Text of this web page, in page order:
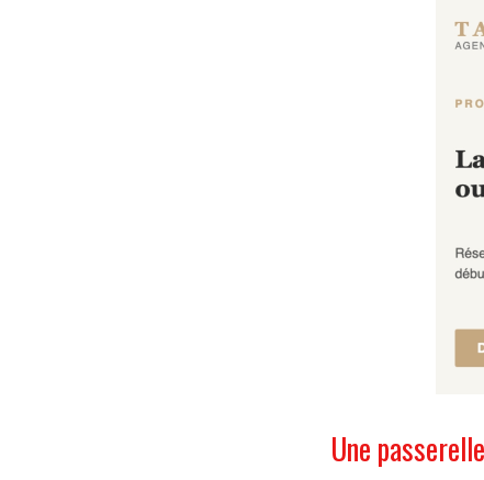
Une